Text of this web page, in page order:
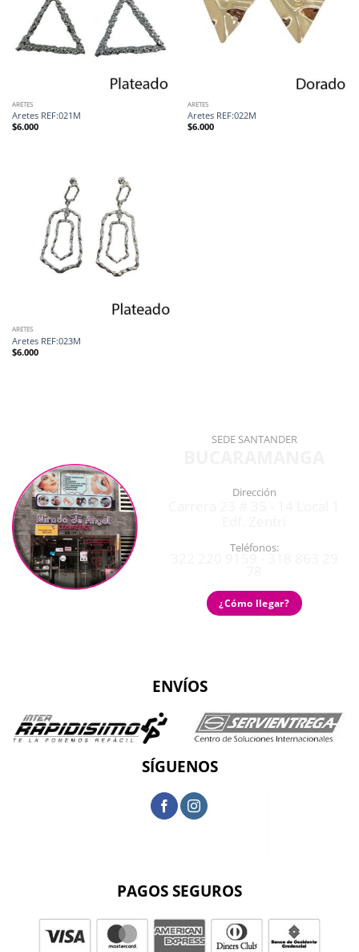
ARETES
Aretes REF:021M
$6.000
ARETES
Aretes REF:022M
$6.000
ARETES
Aretes REF:023M
$6.000
SEDE SANTANDER
Dirección
Teléfonos:
¿Cómo llegar?
ENVÍOS
SÍGUENOS
PAGOS SEGUROS